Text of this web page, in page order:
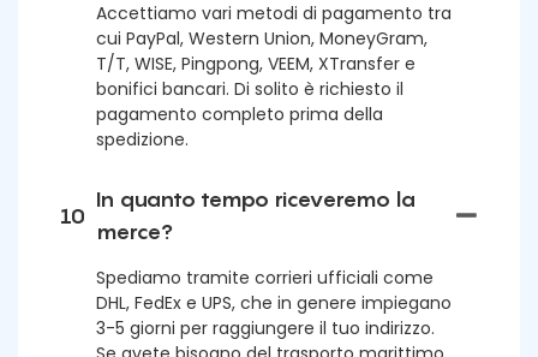
Accettiamo vari metodi di pagamento tra
cui PayPal, Western Union, MoneyGram,
T/T, WISE, Pingpong, VEEM, XTransfer e
bonifici bancari. Di solito è richiesto il
pagamento completo prima della
spedizione.
10
In quanto tempo riceveremo la
merce?
Spediamo tramite corrieri ufficiali come
DHL, FedEx e UPS, che in genere impiegano
3-5 giorni per raggiungere il tuo indirizzo.